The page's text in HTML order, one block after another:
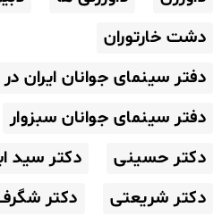
دشت خارتوران
دفتر سینمای جوانان ایران در
دفتر سینمای جوانان سبزوار
دکتر حسینی
دکتر سید
دکتر شریعتی
دکتر